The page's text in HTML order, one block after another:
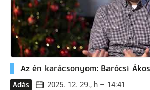
Az én karácsonyom: Barócsi
Adás 2025. 12. 29., h – 14:41